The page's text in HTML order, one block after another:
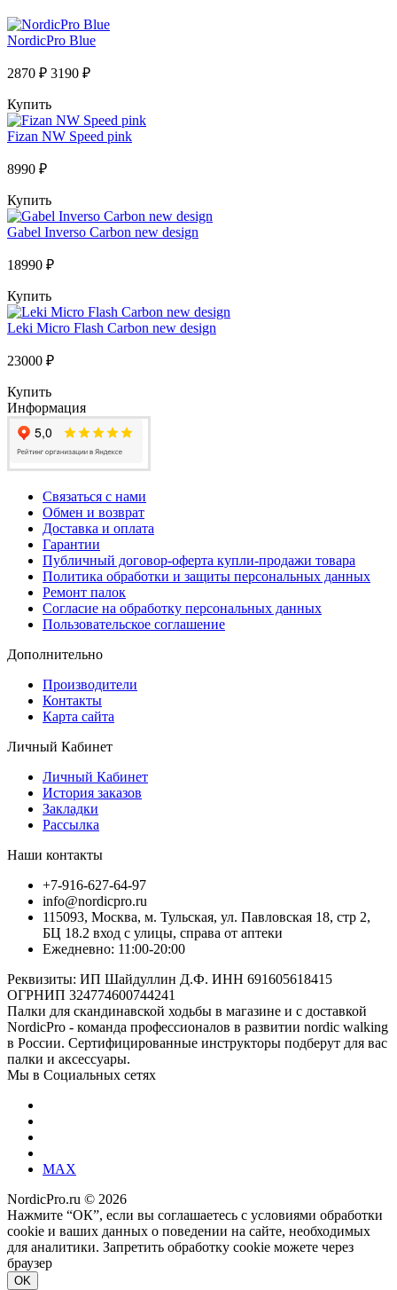
NordicPro Blue
2870 ₽ 3190 ₽
Купить
Fizan NW Speed pink
8990 ₽
Купить
Gabel Inverso Carbon new design
18990 ₽
Купить
Leki Micro Flash Carbon new design
23000 ₽
Купить
Информация
Связаться с нами
Обмен и возврат
Доставка и оплата
Гарантии
Публичный договор-оферта купли-продажи товара
Политика обработки и защиты персональных данных
Ремонт палок
Согласие на обработку персональных данных
Пользовательское соглашение
Дополнительно
Производители
Контакты
Карта сайта
Личный Кабинет
Личный Кабинет
История заказов
Закладки
Рассылка
Наши контакты
+7-916-627-64-97
info@nordicpro.ru
115093, Москва, м. Тульская, ул. Павловская 18, стр 2,
БЦ 18.2 вход с улицы, справа от аптеки
Ежедневно: 11:00-20:00
Реквизиты: ИП Шайдуллин Д.Ф. ИНН 691605618415
ОГРНИП 324774600744241
Палки для скандинавской ходьбы в магазине и с доставкой
NordicPro - команда профессионалов в развитии nordic walking
в России. Сертифицированные инструкторы подберут для вас
палки и аксессуары.
Мы в Социальных сетях
MAX
NordicPro.ru © 2026
Нажмите “ОК”, если вы соглашаетесь с условиями обработки
cookie и ваших данных о поведении на сайте, необходимых
для аналитики. Запретить обработку cookie можете через
браузер
OK